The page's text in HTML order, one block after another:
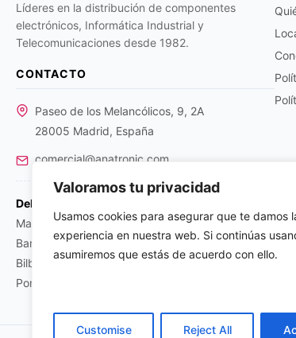
Valoramos tu privacidad
Usamos cookies para asegurar que te damos
experiencia en nuestra web. Si continúas
asumiremos que estás de acuerdo con ello.
Customise Reject All
Líderes en la distribución de componentes
electrónicos, Informática Industrial y
Telecomunicaciones desde 1982.
CONTACTO
Paseo de los Melancólicos, 9, 2A
28005 Madrid, España
comercial@anatronic.com
Delegaciones:
Madrid: +34 91 366 01 59
Barcelona: +34 93 224 02 83
Bilbao: +34 94 463 60 66
Portugal: +351 219 376 267